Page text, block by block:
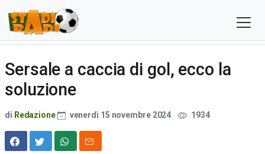
Sersale a caccia di gol, ecco la
soluzione
di Redazione venerdì 15 novembre 2024 1934